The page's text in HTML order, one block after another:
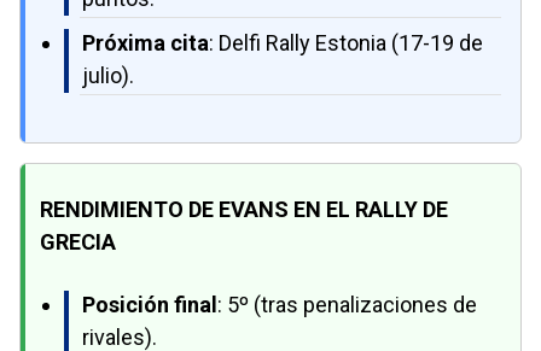
Próxima cita: Delfi Rally Estonia (17-19 de
julio).
RENDIMIENTO DE EVANS EN EL RALLY DE
GRECIA
Posición final: 5º (tras penalizaciones de
rivales).